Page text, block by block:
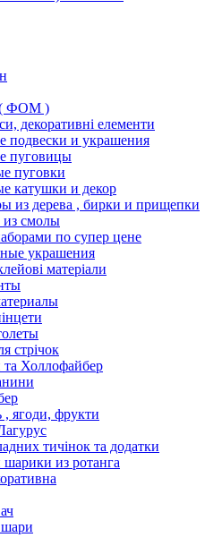
( ФОМ )
декоративні елементи
подвески и украшения
пуговицы
пуговки
катушки и декор
из дерева , бирки и прищепки
смолы
по супер цене
украшения
матеріали
стрічок
та Холлофайбер
, ягоди, фрукти
тичінок та додатки
из ротанга
шари